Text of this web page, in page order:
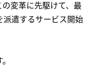
変革に先駆けて、最
派遣するサービス開始